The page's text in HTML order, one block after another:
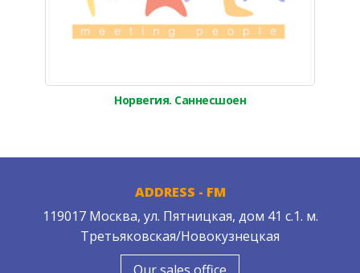
Норвегия. Саннесшоен
ADDRESS - FM
119017 Москва, ул. Пятницкая, дом 41 с.1. м.
Третьяковская/Новокузнецкая